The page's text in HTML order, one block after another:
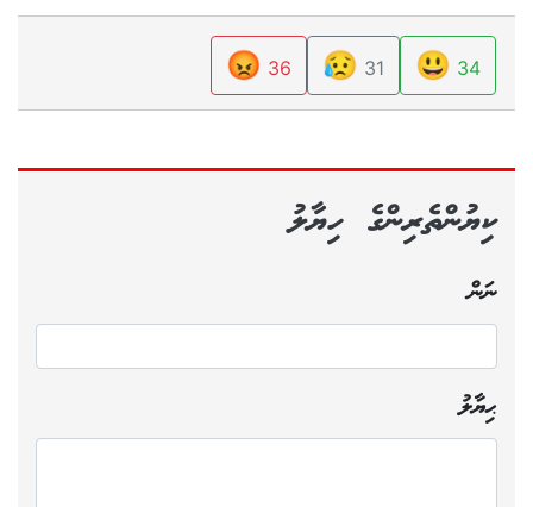
34
😃
31
😥
36
😡
ކިޔުންތެރިންގެ ހިޔާލު
ނަން
ޙިޔާލު